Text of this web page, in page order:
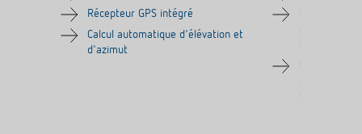
Récepteur GPS intégré
Calcul automatique d'élévation et
d'azimut